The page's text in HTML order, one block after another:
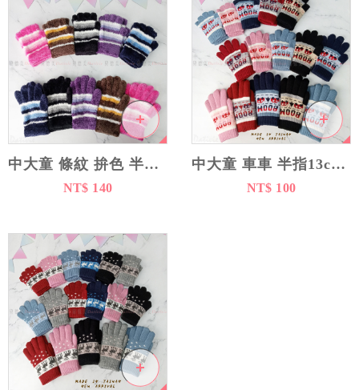
中大童 條紋 拚色 半指14cm 全指17cm 手套
NT$ 140
中大童 車車 半指13cm 全指16cm 雙層17cm 手套
NT$ 100